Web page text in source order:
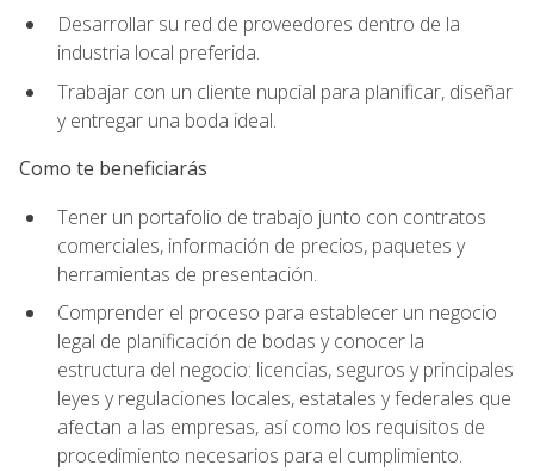
Desarrollar su red de proveedores dentro de la
industria local preferida.
Trabajar con un cliente nupcial para planificar, diseñar
y entregar una boda ideal.
Como te beneficiarás
Tener un portafolio de trabajo junto con contratos
comerciales, información de precios, paquetes y
herramientas de presentación.
Comprender el proceso para establecer un negocio
legal de planificación de bodas y conocer la
estructura del negocio: licencias, seguros y principales
leyes y regulaciones locales, estatales y federales que
afectan a las empresas, así como los requisitos de
procedimiento necesarios para el cumplimiento.